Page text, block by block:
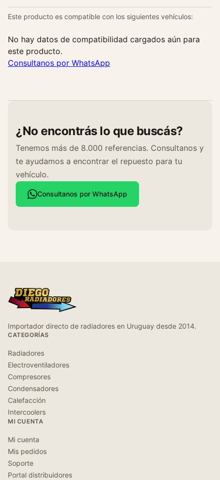
Este producto es compatible con los siguientes vehículos:
No hay datos de compatibilidad cargados aún para
este producto.
Consultanos por WhatsApp
¿No encontrás lo que buscás?
Tenemos más de 8.000 referencias. Consultanos y
te ayudamos a encontrar el repuesto para tu
vehículo.
Consultanos por WhatsApp
Importador directo de radiadores en Uruguay desde 2014.
CATEGORÍAS
Radiadores
Electroventiladores
Compresores
Condensadores
Calefacción
Intercoolers
MI CUENTA
Mi cuenta
Mis pedidos
Soporte
Portal distribuidores